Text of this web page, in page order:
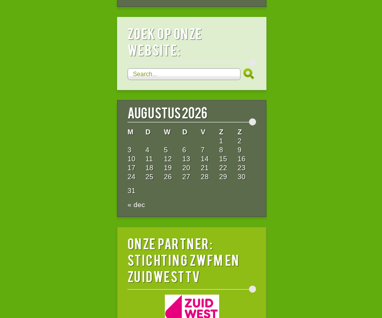
zoek op onze
website:
augustus 2026
M D W D V Z
Z
1
2
3
4 5 6 7 8
9
10
11 12 13 14 15
16
17
18 19 20 21 22
23
24
25 26 27 28 29
30
31
« dec
Onze partner:
stichting ZWFM en
ZuidwestTV